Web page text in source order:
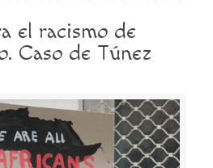
el racismo de
Caso de Túnez